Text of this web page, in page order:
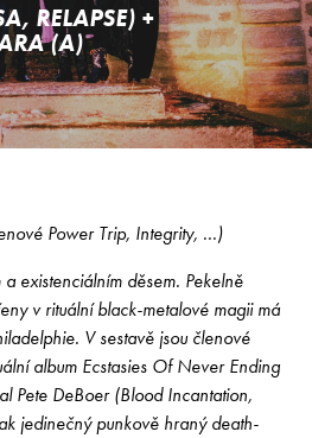
RELAPSE) +
(A)
Power Trip, Integrity, ...)
existenciálním děsem. Pekelně
v rituální black-metalové magii má
V sestavě jsou členové
album Ecstasies Of Never Ending
Pete DeBoer (Blood Incantation,
jedinečný punkově hraný death-